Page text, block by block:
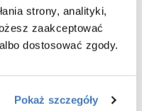
strony, analityki,
zaakceptować
dostosować zgody.
Pokaż szczegóły
lub na brodziku
6 mm
utrzymanie kabiny w czystości